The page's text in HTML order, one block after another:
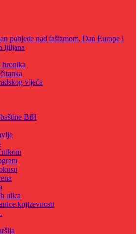
pobjede nad fašizmom, Dan Europe i
ljiljana
hronika
vijeća
BiH
ulica
knjizevnosti